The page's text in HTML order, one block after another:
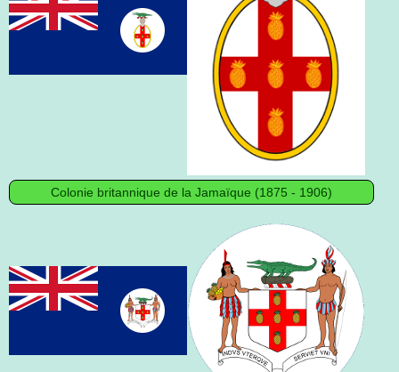
Colonie britannique de la Jamaïque (1875 - 1906)